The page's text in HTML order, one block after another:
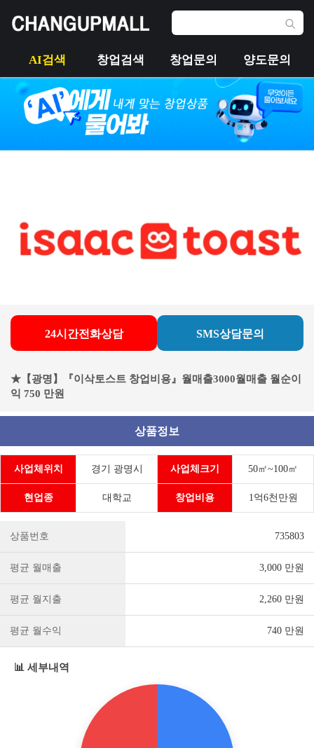
AI검색 창업검색 창업문의 양도문의
24시간전화상담 SMS상담문의
★【광명】『이삭토스트 창업비용』월매출3000월매출 월순이
익 750 만원
상품정보
사업체위치 경기 광명시 사업체크기 50㎡~100㎡
현업종 대학교 창업비용 1억6천만원
상품번호 735803
평균 월매출 3,000 만원
평균 월지출 2,260 만원
평균 월수익 740 만원
📊 세부내역